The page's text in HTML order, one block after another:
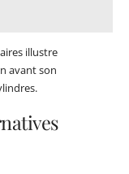
illustre
avant son